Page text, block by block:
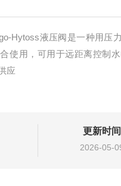
Hytoss液压阀是一种用压
使用，可用于远距离控制
应
更新时间
2026-05-